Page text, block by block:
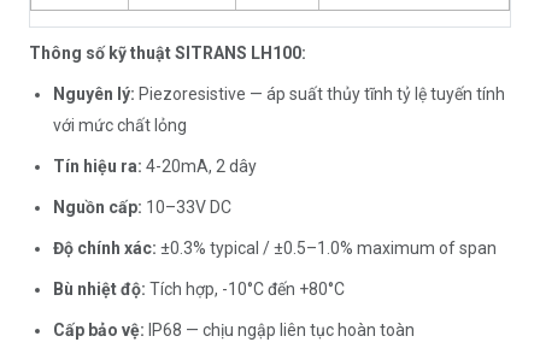
Thông số kỹ thuật SITRANS LH100:
Nguyên lý: Piezoresistive — áp suất thủy tĩnh tỷ lệ tuyến tính
với mức chất lỏng
Tín hiệu ra: 4-20mA, 2 dây
Nguồn cấp: 10–33V DC
Độ chính xác: ±0.3% typical / ±0.5–1.0% maximum of span
Bù nhiệt độ: Tích hợp, -10°C đến +80°C
Cấp bảo vệ: IP68 — chịu ngập liên tục hoàn toàn